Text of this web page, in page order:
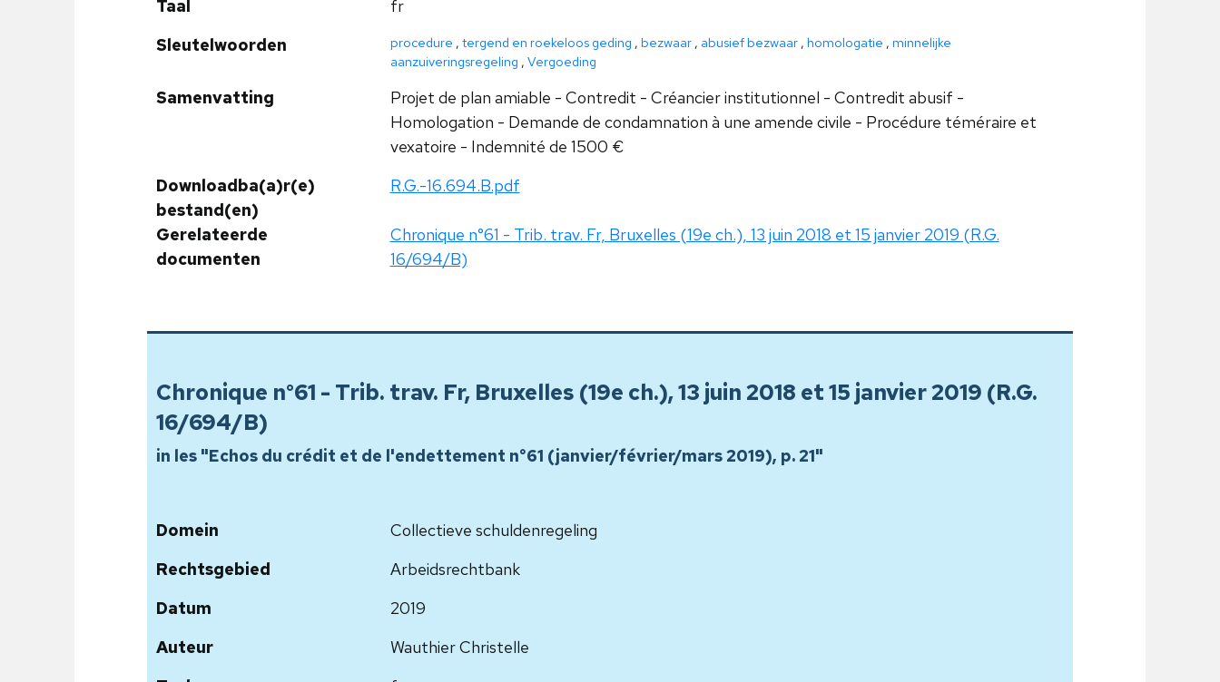
Taal
fr
Sleutelwoorden
procedure , tergend en roekeloos geding , bezwaar, abusief bezwaar, homologatie , minnelijke
aanzuiveringsregeling , Vergoeding
Samenvatting
Projet de plan amiable - Contredit - Créancier institutionnel - Contredit abusif -
Homologation - Demande de condamnation à une amende civile - Procédure téméraire et
vexatoire - Indemnité de 1500 €
Downloadba(a)r(e)
bestand(en)
R.G.-16.694.B.pdf
Gerelateerde
documenten
Chronique n°61 - Trib. trav. Fr, Bruxelles (19e ch.), 13 juin 2018 et 15 janvier 2019 (R.G.
16/694/B)
Chronique n°61 - Trib. trav. Fr, Bruxelles (19e ch.), 13 juin 2018 et 15 janvier 2019 (R.G.
16/694/B)
in les "Echos du crédit et de l'endettement n°61 (janvier/février/mars 2019), p. 21"
Domein
Collectieve schuldenregeling
Rechtsgebied
Arbeidsrechtbank
Datum
2019
Auteur
Wauthier Christelle